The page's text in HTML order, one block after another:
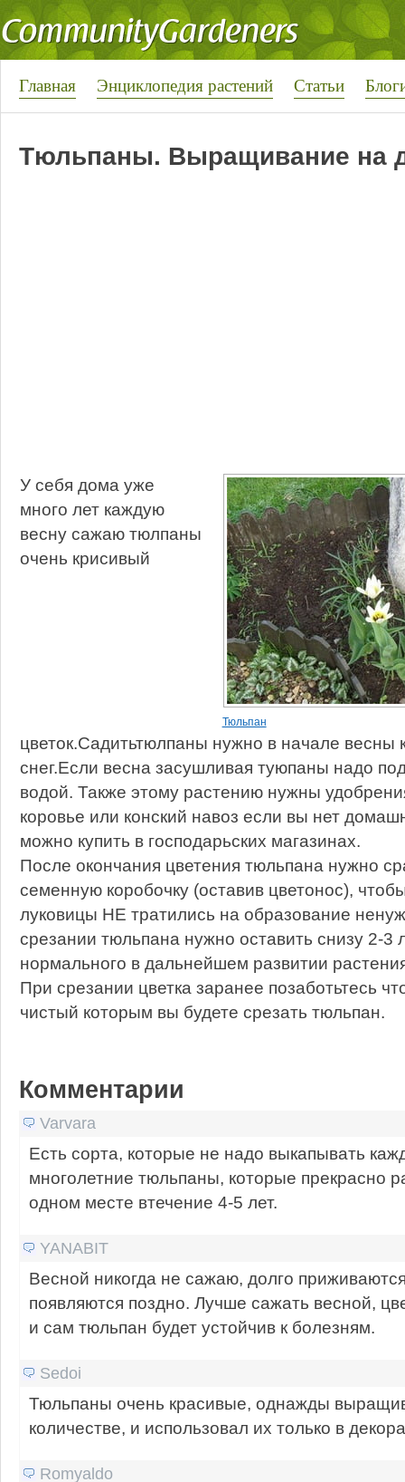
Главная Энциклопедия растений Статьи
Тюльпаны. Выращивание на
Тюльпан
У себя дома уже
много лет каждую
весну сажаю тюлпаны
очень крисивый
цветок.Садитьтюлпаны нужно в начале весны
снег.Если весна засушливая туюпаны надо
водой. Также этому растению нужны
коровье или конский навоз если вы нет
можно купить в господарьских магазинах.
После окончания цветения тюльпана нужно
семенную коробочку (оставив цветонос),
луковицы НЕ тратились на образование
срезании тюльпана нужно оставить снизу 2-3
нормального в дальнейшем развитии
При срезании цветка заранее позаботьтесь
чистый которым вы будете срезать тюльпан.
Комментарии
Varvara
Есть сорта, которые не надо выкапывать
многолетние тюльпаны, которые прекрасно
одном месте втечение 4-5 лет.
YANABIT
Весной никогда не сажаю, долго
появляются поздно. Лучше сажать весной,
и сам тюльпан будет устойчив к болезням.
Sedoi
Тюльпаны очень красивые, однажды
количестве, и использовал их только в
Romyaldo